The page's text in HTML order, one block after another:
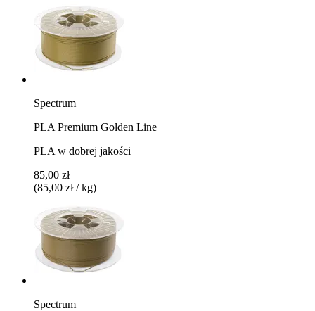
Spectrum
PLA Premium Golden Line
PLA w dobrej jakości
85,00 zł
(85,00 zł / kg)
Spectrum